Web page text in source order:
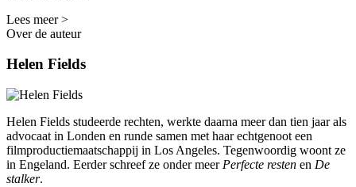
Lees meer >
Over de auteur
Helen Fields
Helen Fields studeerde rechten, werkte daarna meer dan tien jaar als
advocaat in Londen en runde samen met haar echtgenoot een
filmproductiemaatschappij in Los Angeles. Tegenwoordig woont ze
in Engeland. Eerder schreef ze onder meer Perfecte resten en De
stalker.